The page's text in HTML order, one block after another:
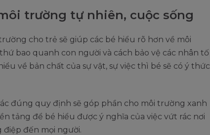
trường tự nhiên, cuộc sống
cho trẻ sẽ giúp các bé hiểu rõ hơn về môi
bao quanh con người và cách bảo vệ các nhân tố
về bản chất của sự vật, sự việc thì bé sẽ có ý thức
đúng quy định sẽ góp phần cho môi trường xanh
tảng để bé hiểu được ý nghĩa của việc vứt rác nơi
điệp đến mọi người.